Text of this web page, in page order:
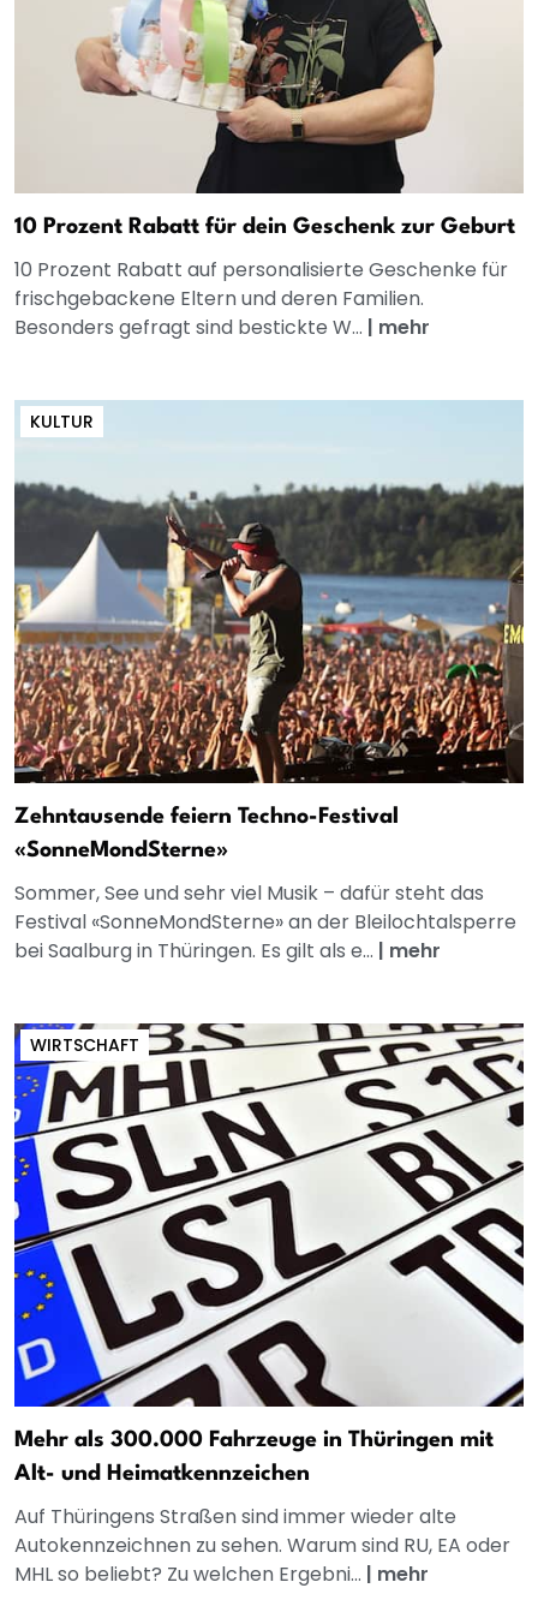
10 Prozent Rabatt für dein Geschenk zur Geburt
10 Prozent Rabatt auf personalisierte Geschenke für
frischgebackene Eltern und deren Familien.
Besonders gefragt sind bestickte W... | mehr
KULTUR
Zehntausende feiern Techno-Festival
«SonneMondSterne»
Sommer, See und sehr viel Musik – dafür steht das
Festival «SonneMondSterne» an der Bleilochtalsperre
bei Saalburg in Thüringen. Es gilt als e... | mehr
WIRTSCHAFT
Mehr als 300.000 Fahrzeuge in Thüringen mit
Alt- und Heimatkennzeichen
Auf Thüringens Straßen sind immer wieder alte
Autokennzeichnen zu sehen. Warum sind RU, EA oder
MHL so beliebt? Zu welchen Ergebni... | mehr